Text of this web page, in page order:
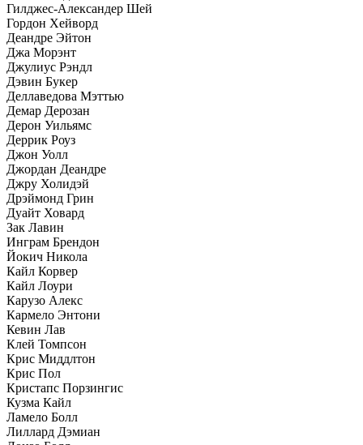
Гилджес-Александер Шей
Гордон Хейворд
Деандре Эйтон
Джа Морэнт
Джулиус Рэндл
Дэвин Букер
Деллаведова Мэттью
Демар Дерозан
Дерон Уильямс
Деррик Роуз
Джон Уолл
Джордан Деандре
Джру Холидэй
Дрэймонд Грин
Дуайт Ховард
Зак Лавин
Инграм Брендон
Йокич Никола
Кайл Корвер
Кайл Лоури
Карузо Алекс
Кармело Энтони
Кевин Лав
Клей Томпсон
Крис Миддлтон
Крис Пол
Кристапс Порзингис
Кузма Кайл
Ламело Болл
Лиллард Дэмиан